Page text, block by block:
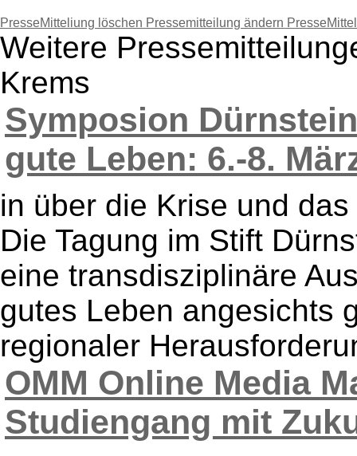
PresseMitteliung löschen Pressemitteilung ändern
Weitere
Krems
Symposion
gute Leben: 6.-8.
in über die Krise und
Die Tagung im Stift
eine transdisziplinäre
gutes Leben angesichts
regionaler
OMM Online Media
Studiengang mit